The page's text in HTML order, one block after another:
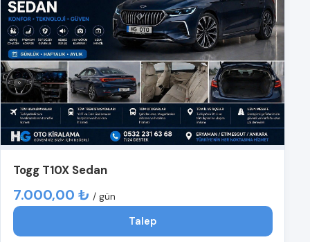
Togg T10X Sedan
7.000,00 ₺ / gün
Talep